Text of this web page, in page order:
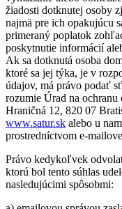
žiadosti dotknutej osoby
najmä pre ich opakujúcu
primeraný poplatok
poskytnutie informácií
Ak sa dotknutá osoba
ktoré sa jej týka, je v
údajov, má právo podať
rozumie Úrad na
Hraničná 12, 820 07
www.satur.sk alebo u
prostredníctvom e-
Právo kedykoľvek
ktorú bol tento súhlas
nasledujúcimi spôsobmi: